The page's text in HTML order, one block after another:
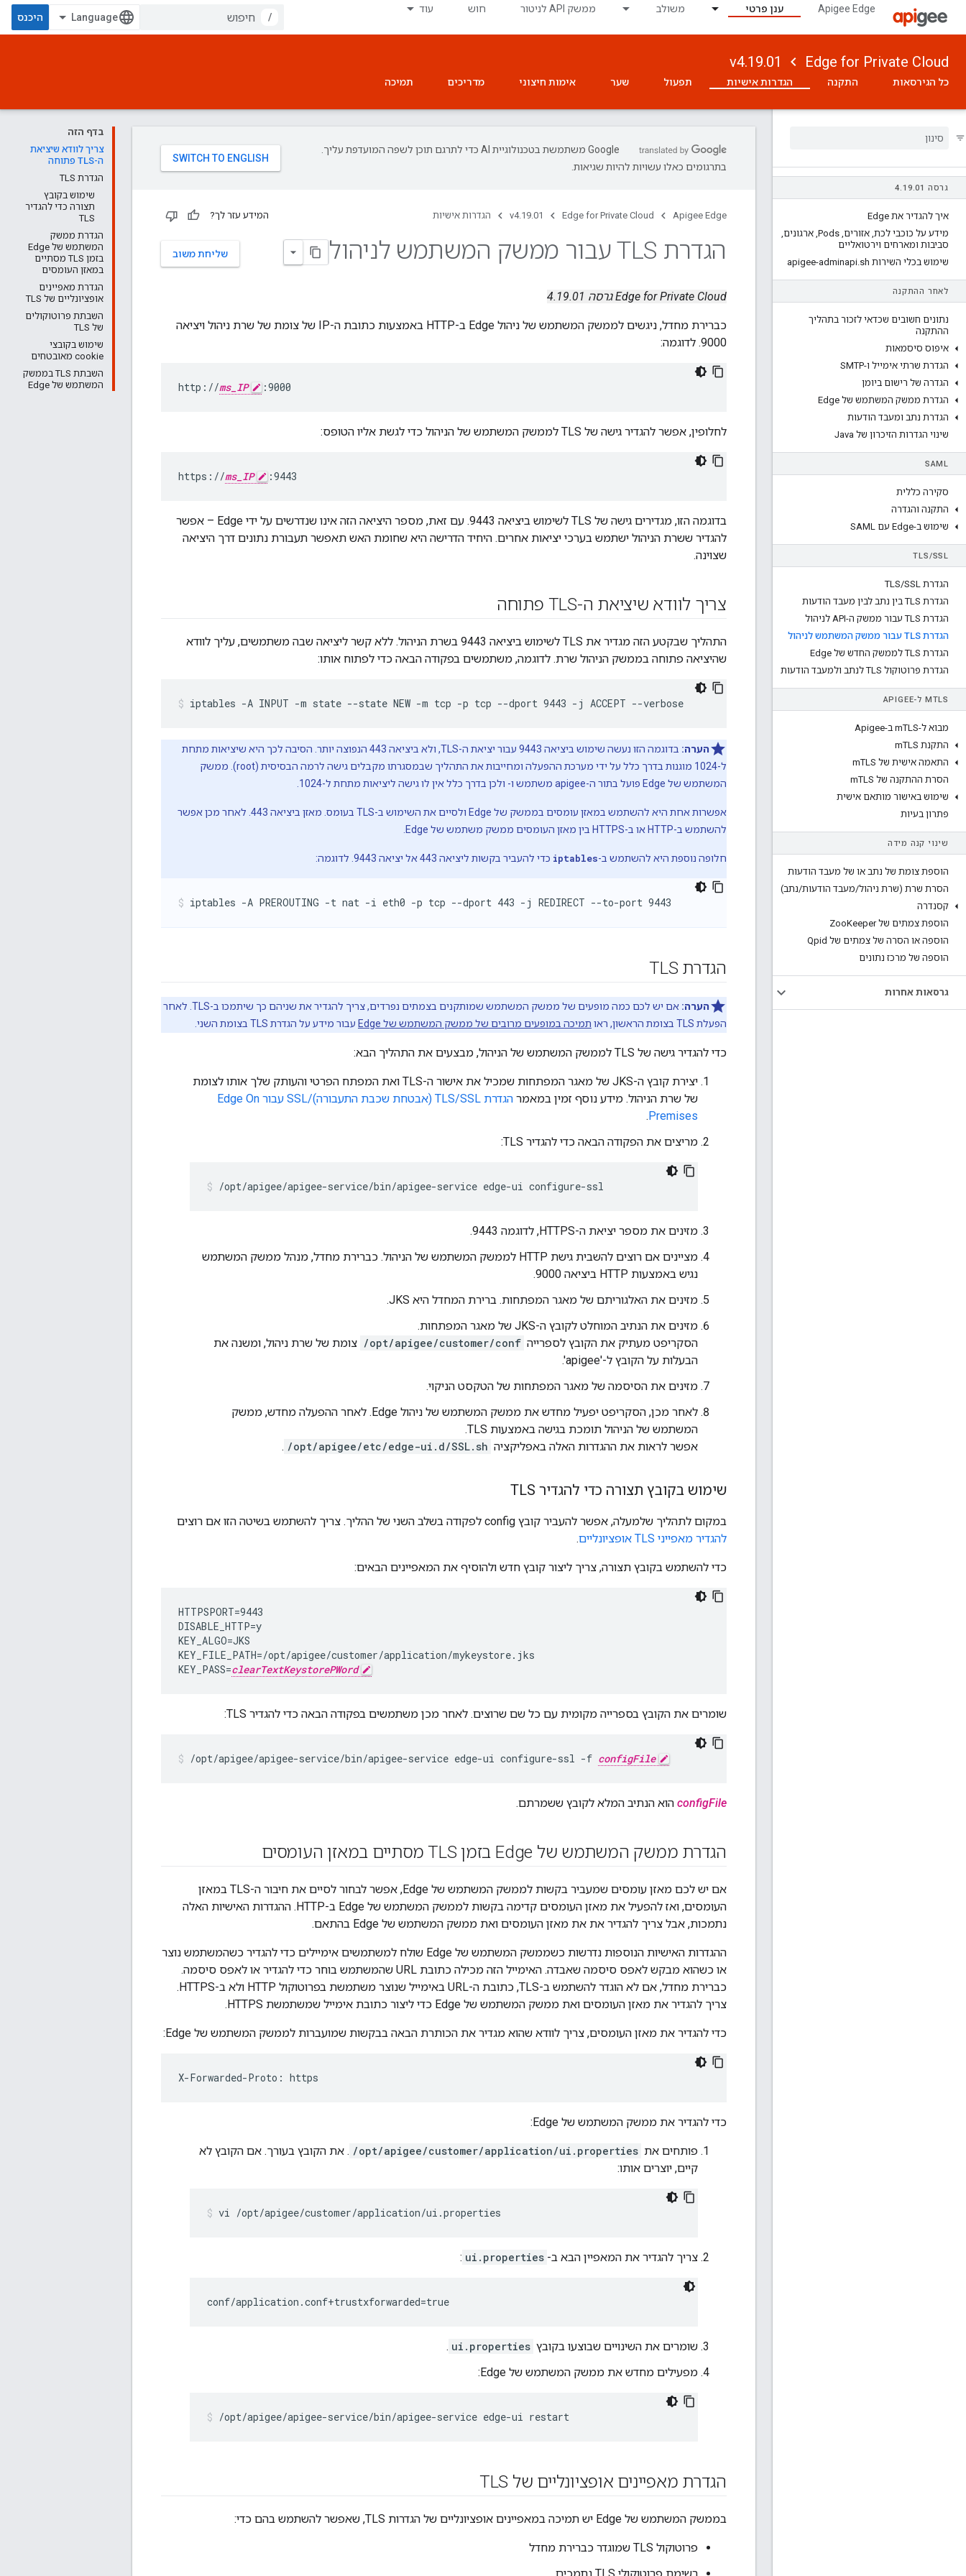
Apigee Edge ענן פרטי משולב ממשק API לניטור חוש עוד
/ היכנס
Edge for Private Cloud
v4.19.01
כל הגירסאות התקנה הגדרות אישיות תפעול שער אימות חיצוני מדריכים תמיכה
גרסה 4 .19.01
איך להגדיר את Edge
מידע על כוכבי לכת, אזורים,
, ארגונים,
סביבות ומארחים וירטואליים
שימוש בכלי השירות apigee-adminapi
.sh
לאחר ההתקנה
נתונים חשובים שכדאי לזכור בתהליך
ההתקנה
איפוס סיסמאות
הגדרת שרתי אימייל ו-SMTP
הגדרה של רישום ביומן
הגדרת ממשק המשתמש של Edge
הגדרת נתב ומעבד הודעות
שינוי הגדרות הזיכרון של Java
SAML
סקירה כללית
התקנה והגדרה
שימוש ב-Edge עם SAML
TLS/SSL
הגדרת TLS /SSL
הגדרת TLS בין נתב לבין מעבד הודעות
הגדרת TLS עבור ממשק ה-API לניהול
הגדרת TLS עבור ממשק המשתמש לניהול
הגדרת TLS לממשק החדש של Edge
הגדרת פרוטוקול TLS לנתב ולמעבד הודעות
MTLS ל-APIGEE
מבוא ל-mTLS ב-Apigee
התקנת m TLS
התאמה אישית של m TLS
הסרת ההתקנה של m TLS
שימוש באישור מותאם אישית
פתרון בעיות
שינוי קנה מידה
הוספת צומת של נתב או של מעבד הודעות
הסרת שרת (שרת ניהול/מעבד הודעות/נתב)
קסנדרה
הוספת צמתים של ZooKeeper
הוספה או הסרה של צמתים של Qpid
הוספה של מרכז נתונים
גרסאות אחרות
בדף הזה
צריך לוודא שיציאת
ה-TLS פתוחה
הגדרת TLS
שימוש בקובץ
תצורה כדי להגדיר
TLS
הגדרת ממשק
המשתמש של Edge
בזמן TLS מסתיים
במאזן העומסים
הגדרת מאפיינים
אופציונליים של TLS
השבתת פרוטוקולים
של TLS
שימוש בקובצי
cookie מאובטחים
השבתת TLS בממשק
המשתמש של Edge
‫Google משתמשת בטכנולוגיית AI כדי לתרגם תוכן לשפה המועדפת עליך.
בתרגומים כאלו עשויות להיות שגיאות.
Apigee Edge
Edge for Private Cloud
v4.19.01 הגדרות אישיות המידע עזר לך?
שליחת משוב הגדרת TLS עבור ממשק המשתמש לניהול
Edge for Private Cloud גרסה 4.19.01
כברירת מחדל, ניגשים לממשק המשתמש של ניהול Edge ב-HTTP באמצעות כתובת ה-IP של צומת של שרת ניהול ויציאה
9000. לדוגמה:
http://ms_IP :9000
לחלופין, אפשר להגדיר גישה של TLS לממשק המשתמש של הניהול כדי לגשת אליו הטופס:
https://ms_IP :9443
בדוגמה הזו, מגדירים גישה של TLS לשימוש ביציאה 9443. עם זאת, מספר היציאה הזה אינו שנדרשים על ידי Edge – אפשר
להגדיר ששרת הניהול ישתמש בערכי יציאות אחרים. היחיד הדרישה היא שחומת האש תאפשר תעבורת נתונים דרך היציאה
שצוינה.
צריך לוודא שיציאת ה-TLS פתוחה
התהליך שבקטע הזה מגדיר את TLS לשימוש ביציאה 9443 בשרת הניהול. ללא קשר ליציאה שבה משתמשים, עליך לוודא
שהיציאה פתוחה בממשק הניהול שרת. לדוגמה, משתמשים בפקודה הבאה כדי לפתוח אותו:
iptables -A INPUT -m state --state NEW -m tcp -p tcp --dport 9443 -j ACCEPT --verbose
הערה:
בדוגמה הזו נעשה שימוש ביציאה 9443 עבור יציאת ה-TLS, ולא ביציאה 443 הנפוצה יותר. הסיבה לכך היא שיציאות מתחת
ל-1024 מוגנות בדרך כלל על ידי מערכת ההפעלה ומחייבות את התהליך שבמסגרתו מקבלים גישה לרמה הבסיסית (root). ממשק
המשתמש של Edge פועל בתור ה-apigee משתמש ו- ולכן בדרך כלל אין לו גישה ליציאות מתחת ל-1024.
אפשרות אחת היא להשתמש במאזן עומסים בממשק של Edge ולסיים את השימוש ב-TLS בעומס. מאזן ביציאה 443. לאחר מכן אפשר
להשתמש ב-HTTP או ב-HTTPS בין מאזן העומסים ממשק משתמש של Edge.
חלופה נוספת היא להשתמש ב-iptables כדי להעביר בקשות ליציאה 443 אל יציאה 9443. לדוגמה:
iptables -A PREROUTING -t nat -i eth0 -p tcp --dport 443 -j REDIRECT --to-port 9443
הגדרת TLS
הערה:
אם יש לכם כמה מופעים של ממשק המשתמש שמותקנים בצמתים נפרדים, צריך להגדיר את שניהם כך שיתמכו ב-TLS. לאחר
הפעלת TLS בצומת הראשון, ראו
תמיכה במופעים מרובים של ממשק המשתמש של Edge עבור מידע על הגדרת TLS בצומת השני.
כדי להגדיר גישה של TLS לממשק המשתמש של הניהול, מבצעים את התהליך הבא:
יצירת קובץ ה-JKS של מאגר המפתחות שמכיל את אישור ה-TLS ואת המפתח הפרטי והעותק שלך אותו לצומת
של שרת הניהול. מידע נוסף זמין במאמר
הגדרת TLS/SSL (אבטחת שכבת התעבורה)/SSL עבור Edge On
Premises
.
מריצים את הפקודה הבאה כדי להגדיר TLS:
/opt/apigee/apigee-service/bin/apigee-service edge-ui configure-ssl
מזינים את מספר יציאת ה-HTTPS, לדוגמה 9443.
מציינים אם רוצים להשבית גישת HTTP לממשק המשתמש של הניהול. כברירת מחדל, מנהל ממשק המשתמש
נגיש באמצעות HTTP ביציאה 9000.
מזינים את האלגוריתם של מאגר המפתחות. ברירת המחדל היא JKS.
מזינים את הנתיב המוחלט לקובץ ה-JKS של מאגר המפתחות.
הסקריפט מעתיק את הקובץ לספרייה /opt/apigee/customer/conf צומת של שרת ניהול, ומשנה את
הבעלות על הקובץ ל-'apigee'.
מזינים את הסיסמה של מאגר המפתחות של הטקסט הניקוי.
לאחר מכן, הסקריפט יפעיל מחדש את ממשק המשתמש של ניהול Edge. לאחר ההפעלה מחדש, ממשק
המשתמש של הניהול תומכת בגישה באמצעות TLS.
אפשר לראות את ההגדרות האלה באפליקציה /opt/apigee/etc/edge-ui.d/SSL.sh
.
שימוש בקובץ תצורה כדי להגדיר TLS
במקום לתהליך שלמעלה, אפשר להעביר קובץ config לפקודה בשלב השני של ההליך. צריך להשתמש בשיטה הזו אם רוצים
להגדיר מאפייני TLS אופציונליים
.
כדי להשתמש בקובץ תצורה, צריך ליצור קובץ חדש ולהוסיף את המאפיינים הבאים:
HTTPSPORT=9443
DISABLE_HTTP=y
KEY_ALGO=JKS
KEY_FILE_PATH=/opt/apigee/customer/application/mykeystore.jks
KEY_PASS=clearTextKeystorePWord
שומרים את הקובץ בספרייה מקומית עם כל שם שרוצים. לאחר מכן משתמשים בפקודה הבאה כדי להגדיר TLS:
/opt/apigee/apigee-service/bin/apigee-service edge-ui configure-ssl -f configFile
configFile הוא הנתיב המלא לקובץ ששמרתם.
הגדרת ממשק המשתמש של Edge בזמן TLS מסתיים במאזן העומסים
אם יש לכם מאזן עומסים שמעביר בקשות לממשק המשתמש של Edge, אפשר לבחור לסיים את חיבור ה-TLS במאזן
העומסים, ואז להפעיל את מאזן העומסים קדימה בקשות לממשק המשתמש של Edge ב-HTTP. ההגדרות האישיות האלה
נתמכות, אבל צריך להגדיר את את מאזן העומסים ואת ממשק המשתמש של Edge בהתאם.
ההגדרות האישיות הנוספות נדרשות כשממשק המשתמש של Edge שולח למשתמשים אימיילים כדי להגדיר כשהמשתמש נוצר
או כשהוא מבקש לאפס סיסמה שאבדה. האימייל הזה מכילה כתובת URL שהמשתמש בוחר כדי להגדיר או לאפס סיסמה.
כברירת מחדל, אם לא הוגדר להשתמש ב-TLS, כתובת ה-URL באימייל שנוצר משתמשת בפרוטוקול HTTP ולא ב-HTTPS.
צריך להגדיר את מאזן העומסים ואת ממשק המשתמש של Edge כדי ליצור כתובת אימייל שמשתמשת HTTPS.
כדי להגדיר את מאזן העומסים, צריך לוודא שהוא מגדיר את הכותרת הבאה בבקשות שמועברות לממשק המשתמש של Edge:
X-Forwarded-Proto: https
כדי להגדיר את ממשק המשתמש של Edge:
פותחים את /opt/apigee/customer/application/ui.properties . את הקובץ בעורך. אם הקובץ לא
קיים, יוצרים אותו:
vi /opt/apigee/customer/application/ui.properties
צריך להגדיר את המאפיין הבא ב- ui.properties
:
conf/application.conf+trustxforwarded=true
שומרים את השינויים שבוצעו בקובץ ui.properties
.
מפעילים מחדש את ממשק המשתמש של Edge:
/opt/apigee/apigee-service/bin/apigee-service edge-ui restart
הגדרת מאפיינים אופציונליים של TLS
בממשק המשתמש של Edge יש תמיכה במאפיינים אופציונליים של הגדרות TLS, שאפשר להשתמש בהם כדי:
פרוטוקול TLS שמוגדר כברירת מחדל